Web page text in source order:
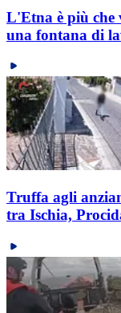
L'Etna è più che
una fontana di
Truffa agli
tra Ischia,